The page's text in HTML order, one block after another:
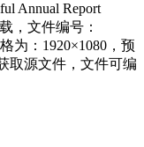
Annual Report
，文件编号：
为：1920×1080，预
取源文件，文件可编